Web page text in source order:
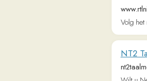
lingua.com
Learn and
languages.